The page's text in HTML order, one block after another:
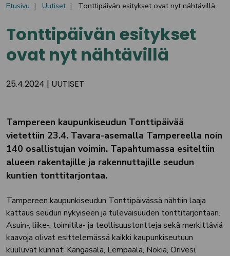
Etusivu Uutiset Tonttipäivän esitykset ovat nyt nähtävillä
Tonttipäivän esitykset
ovat nyt nähtävillä
25.4.2024 | UUTISET
Tampereen kaupunkiseudun Tonttipäivää
vietettiin 23.4. Tavara-asemalla Tampereella noin
140 osallistujan voimin. Tapahtumassa esiteltiin
alueen rakentajille ja rakennuttajille seudun
kuntien tonttitarjontaa.
Tampereen kaupunkiseudun Tonttipäivässä nähtiin laaja
kattaus seudun nykyiseen ja tulevaisuuden tonttitarjontaan.
Asuin-, liike-, toimitila- ja teollisuustontteja sekä merkittäviä
kaavoja olivat esittelemässä kaikki kaupunkiseutuun
kuuluvat kunnat; Kangasala, Lempäälä, Nokia, Orivesi,